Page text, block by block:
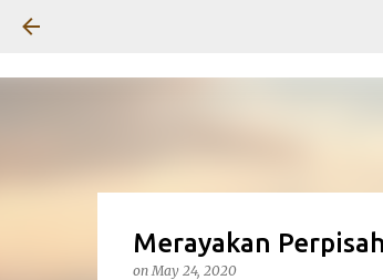
Merayakan
onMay 24, 2020